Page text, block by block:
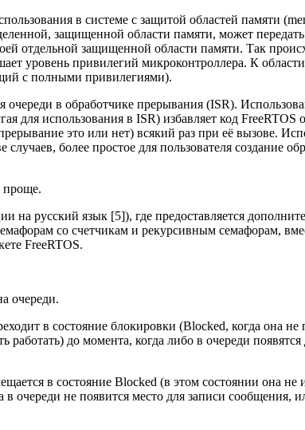
в системе с защитой областей памяти
защищенной области памяти, может
отдельной защищенной области памяти. Так
уровень привилегий микроконтроллера. К
с полными привилегиями).
в обработчике прерывания (ISR).
для использования в ISR) избавляет код FreeRTOS
это или нет) всякий раз при её вызове.
более простое для пользователя создание
проще.
русский язык [5]), где предоставляется
со счетчикам и рекурсивным семафорам,
FreeRTOS.
очереди.
в состояние блокировки (Blocked, когда она не
работать) до момента, когда либо в очереди
в состояние Blocked (в этом состоянии она не
очереди не появится место для записи сообщения,